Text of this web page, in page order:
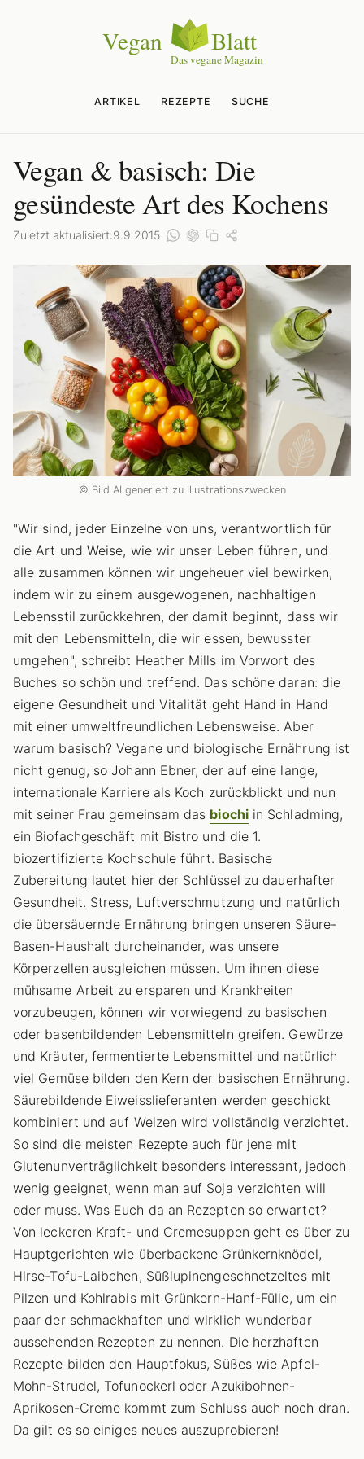
ARTIKEL REZEPTE SUCHE
Vegan & basisch: Die
gesündeste Art des Kochens
Zuletzt aktualisiert:9.9.2015
© Bild AI generiert zu Illustrationszwecken
"Wir sind, jeder Einzelne von uns, verantwortlich für
die Art und Weise, wie wir unser Leben führen, und
alle zusammen können wir ungeheuer viel bewirken,
indem wir zu einem ausgewogenen, nachhaltigen
Lebensstil zurückkehren, der damit beginnt, dass wir
mit den Lebensmitteln, die wir essen, bewusster
umgehen", schreibt Heather Mills im Vorwort des
Buches so schön und treffend. Das schöne daran: die
eigene Gesundheit und Vitalität geht Hand in Hand
mit einer umweltfreundlichen Lebensweise. Aber
warum basisch? Vegane und biologische Ernährung ist
nicht genug, so Johann Ebner, der auf eine lange,
internationale Karriere als Koch zurückblickt und nun
mit seiner Frau gemeinsam das biochiin Schladming,
ein Biofachgeschäft mit Bistro und die 1.
biozertifizierte Kochschule führt. Basische
Zubereitung lautet hier der Schlüssel zu dauerhafter
Gesundheit. Stress, Luftverschmutzung und natürlich
die übersäuernde Ernährung bringen unseren Säure-
Basen-Haushalt durcheinander, was unsere
Körperzellen ausgleichen müssen. Um ihnen diese
mühsame Arbeit zu ersparen und Krankheiten
vorzubeugen, können wir vorwiegend zu basischen
oder basenbildenden Lebensmitteln greifen. Gewürze
und Kräuter, fermentierte Lebensmittel und natürlich
viel Gemüse bilden den Kern der basischen Ernährung.
Säurebildende Eiweisslieferanten werden geschickt
kombiniert und auf Weizen wird vollständig verzichtet.
So sind die meisten Rezepte auch für jene mit
Glutenunverträglichkeit besonders interessant, jedoch
wenig geeignet, wenn man auf Soja verzichten will
oder muss. Was Euch da an Rezepten so erwartet?
Von leckeren Kraft- und Cremesuppen geht es über zu
Hauptgerichten wie überbackene Grünkernknödel,
Hirse-Tofu-Laibchen, Süßlupinengeschnetzeltes mit
Pilzen und Kohlrabis mit Grünkern-Hanf-Fülle, um ein
paar der schmackhaften und wirklich wunderbar
aussehenden Rezepten zu nennen. Die herzhaften
Rezepte bilden den Hauptfokus, Süßes wie Apfel-
Mohn-Strudel, Tofunockerl oder Azukibohnen-
Aprikosen-Creme kommt zum Schluss auch noch dran.
Da gilt es so einiges neues auszuprobieren!